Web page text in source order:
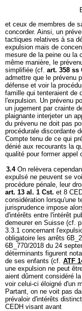
et ceux de membres de
concorder. Ainsi, un
tactiques relatives à sa
expulsion mais de
mesure de la peine ou la
même manière, le
simplifiée (cf. art. 358 ss
admettre que le prévenu
défense et voir la
famille qui tenteraient de
l'expulsion. Un prévenu
un jugement par crainte
plaignante interjeter un
du prévenu ne doit pas
procédurale discordante
Compte tenu de ce qui
dénié aux recourants la
qualité pour former appel
3.4 On relèvera
expulsé ne peuvent se
procédure pénale, leur
art. 13 al. 1 Cst. et 8
considération lorsqu'une
jurisprudence impose
d'intérêts entre l'intérêt
demeurer en Suisse (cf.
3.3.1 concernant
obligatoire les arrêts
6B_770/2018 du 24
déterminants figurent
de ses enfants (cf. ATF
une expulsion ne peut
aient dûment considéré
voir celui-ci éloigné d'un
Partant, on ne voit pas
prévaloir d'intérêts
CEDH visant avant